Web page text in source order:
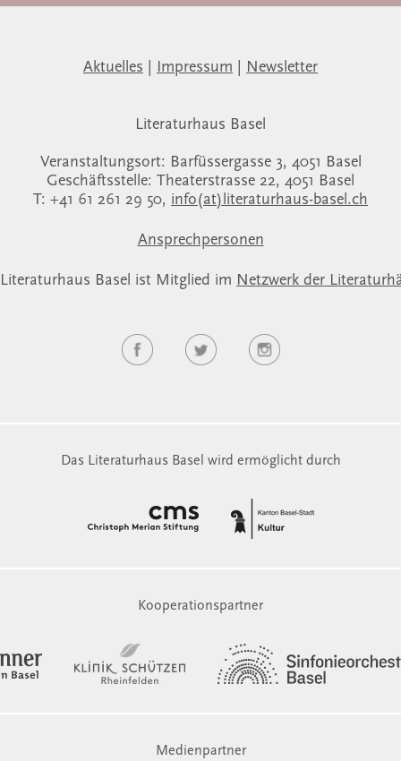
Aktuelles Impressum Newsletter
Literaturhaus Basel
Veranstaltungsort: Barfüssergasse 3, 4051 Basel
Geschäftsstelle: Theaterstrasse 22, 4051 Basel
T: +41 61 261 29 50, info(at)literaturhaus-basel.ch
Ansprechpersonen
Basel ist Mitglied im Netzwerk der
Das Literaturhaus Basel wird ermöglicht durch
Kooperationspartner
Medienpartner